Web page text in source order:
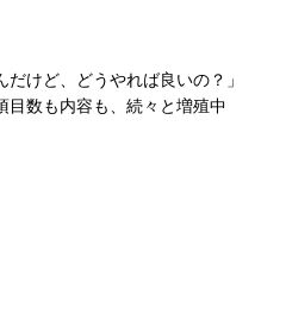
だけど、どうやれば良いの？」
目数も内容も、続々と増殖中